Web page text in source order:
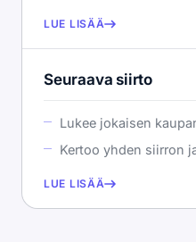
LUE LISÄÄ
Seuraava siirto
Lukee jokaisen
Kertoo yhden siirron
LUE LISÄÄ